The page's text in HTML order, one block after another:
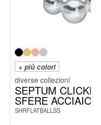
+ più colori
SEPTUM
SFERE ACCIAIO
SHRFLATBALLSS